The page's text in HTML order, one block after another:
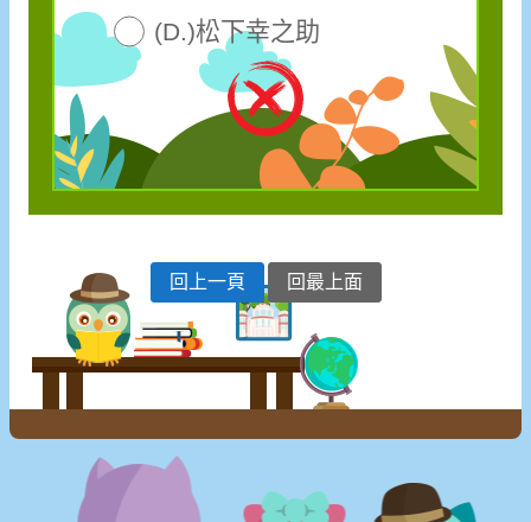
(D.)松下幸之助
回上一頁 回最上面